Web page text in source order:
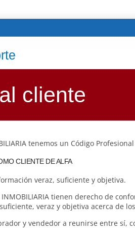
cliente
tenemos un Código
CLIENTE DE ALFA
veraz, suficiente y objetiva.
INMOBILIARIA tienen derecho de
veraz y objetiva acerca de
y vendedor a reunirse entre sí,